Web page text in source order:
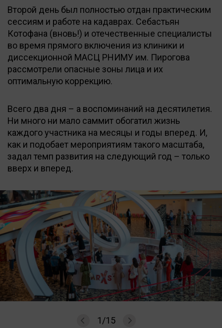
Второй день был полностью отдан практическим
сессиям и работе на кадаврах. Себастьян
Котофана (вновь!) и отечественные специалисты
во время прямого включения из клиники и
диссекционной МАСЦ РНИМУ им. Пирогова
рассмотрели опасные зоны лица и их
оптимальную коррекцию.
Всего два дня – а воспоминаний на десятилетия.
Ни много ни мало саммит обогатил жизнь
каждого участника на месяцы и годы вперед. И,
как и подобает мероприятиям такого масштаба,
задал темп развития на следующий год – только
вверх и вперед.
1/15